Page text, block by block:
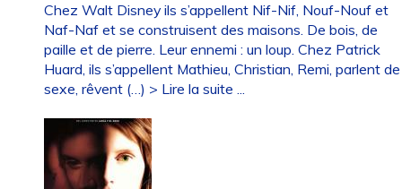
Chez Walt Disney ils s’appellent Nif-Nif, Nouf-Nouf et
Naf-Naf et se construisent des maisons. De bois, de
paille et de pierre. Leur ennemi : un loup. Chez Patrick
Huard, ils s’appellent Mathieu, Christian, Remi, parlent de
sexe, rêvent (…) > Lire la suite ...